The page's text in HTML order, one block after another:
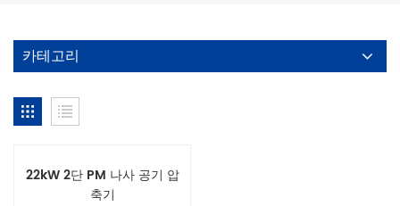
카테고리
22kW 2단 PM 나사 공기 압
축기